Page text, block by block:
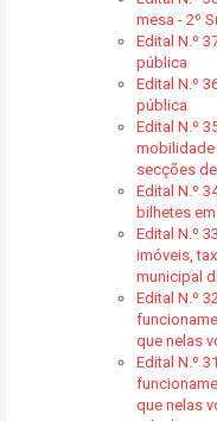
mesa - 2º
Edital N.º
pública
Edital N.º
pública
Edital N.º
mobilidade
secções
Edital N.º
bilhetes
Edital N.º
imóveis,
municipal
Edital N.º
que nelas
Edital N.º
que nelas